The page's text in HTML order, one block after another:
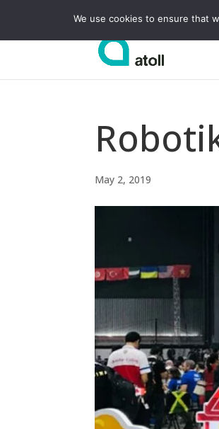
May 2, 2019
We use cookies to ensure that